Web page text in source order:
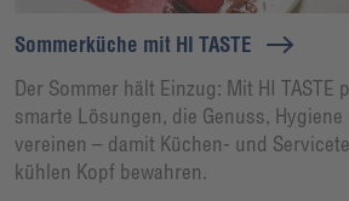
Sommerküche mit HI TASTE
Der Sommer hält Einzug: Mit HI TASTE
smarte Lösungen, die Genuss,
vereinen – damit Küchen- und
kühlen Kopf bewahren.